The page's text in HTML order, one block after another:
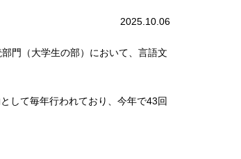
2025.10.06
門（大学生の部）において、言語文
して毎年行われており、今年で43回